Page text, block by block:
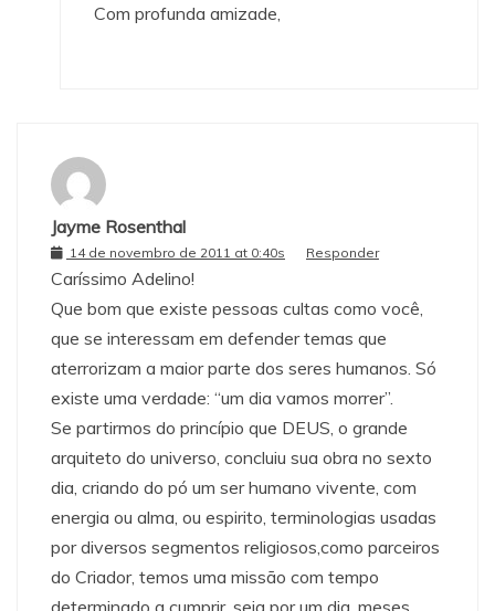
Com profunda amizade,
Jayme Rosenthal
14 de novembro de 2011 at 0:40s Responder
Caríssimo Adelino!
Que bom que existe pessoas cultas como você,
que se interessam em defender temas que
aterrorizam a maior parte dos seres humanos. Só
existe uma verdade: “um dia vamos morrer”.
Se partirmos do princípio que DEUS, o grande
arquiteto do universo, concluiu sua obra no sexto
dia, criando do pó um ser humano vivente, com
energia ou alma, ou espirito, terminologias usadas
por diversos segmentos religiosos,como parceiros
do Criador, temos uma missão com tempo
determinado a cumprir, seja por um dia, meses,